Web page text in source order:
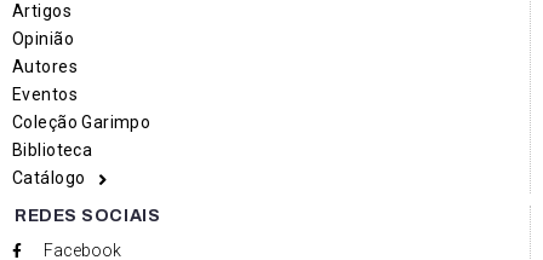
Artigos
Opinião
Autores
Eventos
Coleção Garimpo
Biblioteca
Catálogo
REDES SOCIAIS
Facebook